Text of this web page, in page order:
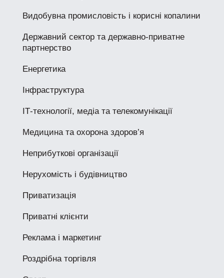
Видобувна промисловість і корисні копалини
Державний сектор та державно-приватне
партнерство
Енергетика
Інфраструктура
ІТ-технології, медіа та телекомунікації
Медицина та охорона здоров’я
Неприбуткові організації
Нерухомість і будівництво
Приватизація
Приватні клієнти
Реклама і маркетинг
Роздрібна торгівля